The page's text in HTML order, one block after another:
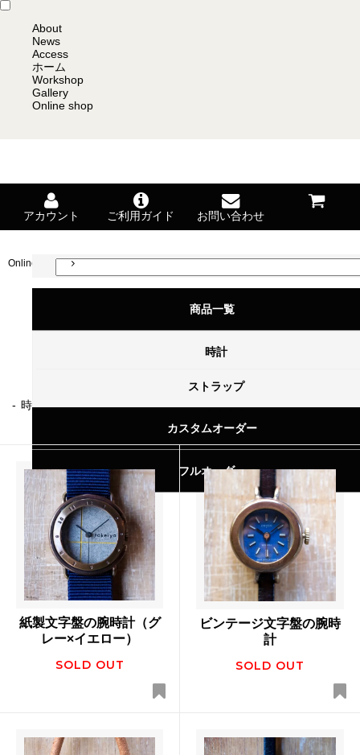
About
News
Access
ホーム
Workshop
Gallery
Online shop
アカウント ご利用ガイド お問い合わせ
商品一覧
時計
ストラップ
カスタムオーダー
フルオーダー
Online shop
商品一覧
時計 ストラップ
紙製文字盤の腕時計（グ
レー×イエロー）
SOLD OUT
ビンテージ文字盤の腕時
計
SOLD OUT